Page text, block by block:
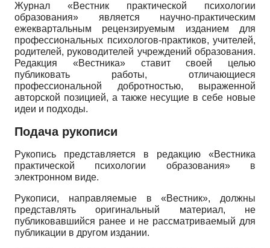
Журнал «Вестник практической психологии
образования» является научно-практическим
ежеквартальным рецензируемым изданием для
профессиональных психологов-практиков, учителей,
родителей, руководителей учреждений образования.
Редакция «Вестника» ставит своей целью
публиковать работы, отличающиеся
профессиональной добротностью, выраженной
авторской позицией, а также несущие в себе новые
идеи и подходы.
Подача рукописи
Рукопись представляется в редакцию «Вестника
практической психологии образования» в
электронном виде.
Рукописи, направляемые в «Вестник», должны
представлять оригинальный материал, не
публиковавшийся ранее и не рассматриваемый для
публикации в другом издании.